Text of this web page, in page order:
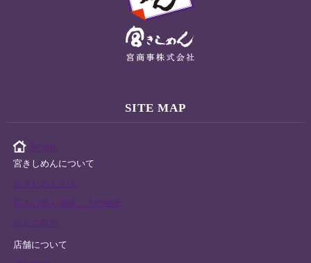
SITE MAP
HOME
宮きしめんについて
宮きしめんとは
宮きしめん美味しさの秘密
めんの歴史
店舗について